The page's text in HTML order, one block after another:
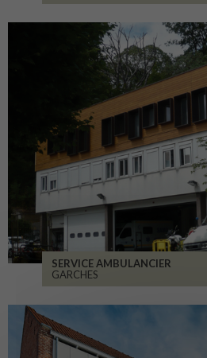
SERVICE AMBULANCIER
GARCHES